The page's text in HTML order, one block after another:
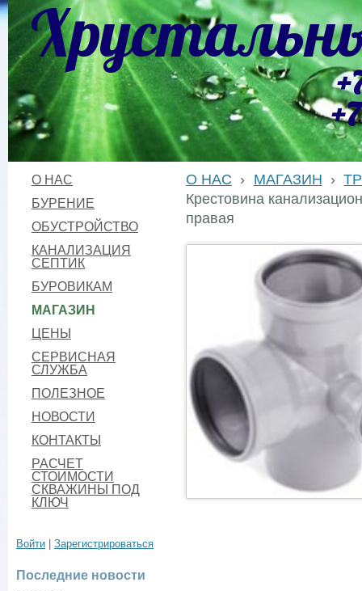
О НАС
БУРЕНИЕ
ОБУСТРОЙСТВО
КАНАЛИЗАЦИЯ
СЕПТИК
БУРОВИКАМ
МАГАЗИН
ЦЕНЫ
СЕРВИСНАЯ
СЛУЖБА
ПОЛЕЗНОЕ
НОВОСТИ
КОНТАКТЫ
РАСЧЕТ
СТОИМОСТИ
СКВАЖИНЫ ПОД
КЛЮЧ
Войти Зарегистрироваться
Последние новости
О НАС › МАГАЗИН ›
Крестовина
правая